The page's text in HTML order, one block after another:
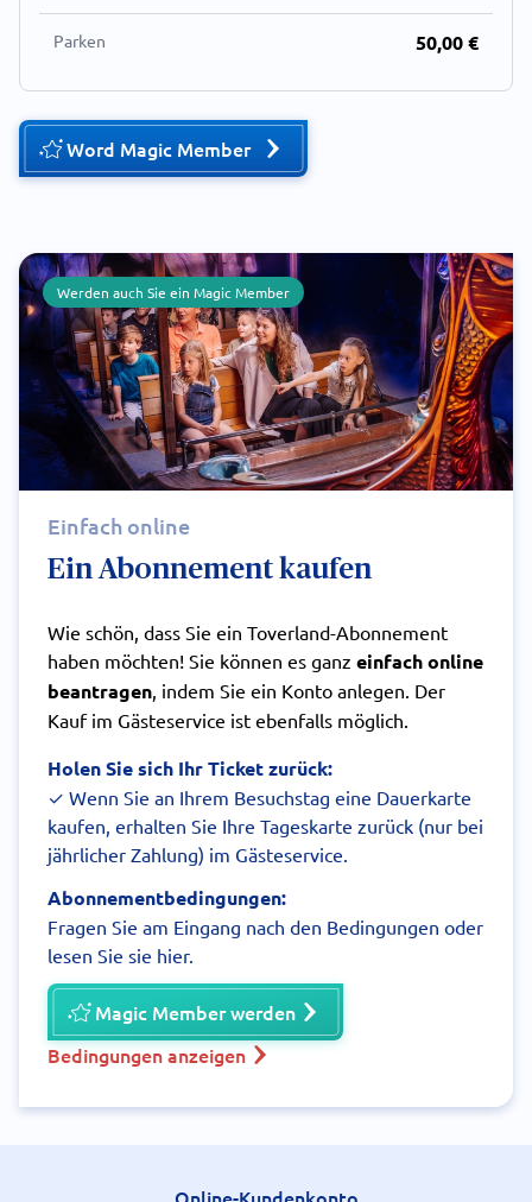
Parken 50,00 €
Word Magic Member
Werden auch Sie ein Magic Member
Einfach online
Ein Abonnement kaufen
Wie schön, dass Sie ein Toverland-Abonnement
haben möchten! Sie können es ganz einfach online
beantragen, indem Sie ein Konto anlegen. Der
Kauf im Gästeservice ist ebenfalls möglich.
Holen Sie sich Ihr Ticket zurück:
✓ Wenn Sie an Ihrem Besuchstag eine Dauerkarte
kaufen, erhalten Sie Ihre Tageskarte zurück (nur bei
jährlicher Zahlung) im Gästeservice.
Abonnementbedingungen:
Fragen Sie am Eingang nach den Bedingungen oder
lesen Sie sie hier.
Magic Member werden
Bedingungen anzeigen